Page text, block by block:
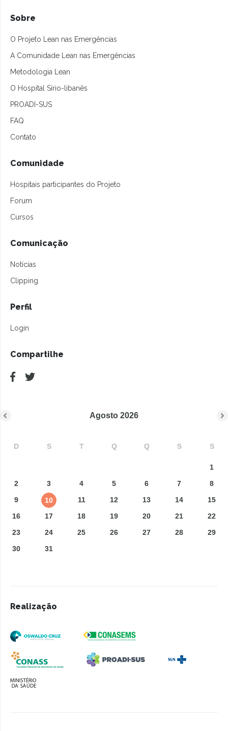
Sobre
O Projeto Lean nas Emergências
A Comunidade Lean nas Emergências
Metodologia Lean
O Hospital Sírio-libanês
PROADI-SUS
FAQ
Contato
Comunidade
Hospitais participantes do Projeto
Forum
Cursos
Comunicação
Notícias
Clipping
Perfil
Login
Compartilhe
Agosto 2026
D S T Q Q S S
1
2
3 4 5 6 7
8
9
10 11 12 13 14
15
16
17 18 19 20 21
22
23
24 25 26 27 28
29
30
31
Realização